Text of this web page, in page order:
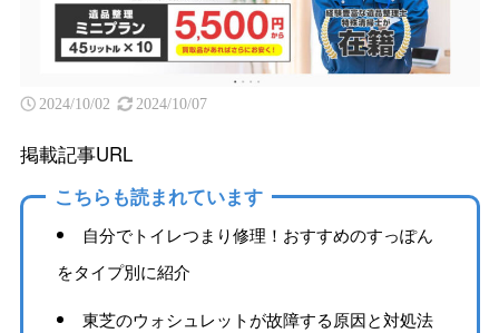
2024/10/02 2024/10/07
掲載記事URL
こちらも読まれています
自分でトイレつまり修理！おすすめのすっぽん
をタイプ別に紹介
東芝のウォシュレットが故障する原因と対処法